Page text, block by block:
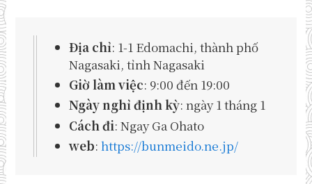
Địa chỉ: 1-1 Edomachi, thành phố
Nagasaki, tỉnh Nagasaki
Giờ làm việc: 9:00 đến 19:00
Ngày nghỉ định kỳ: ngày 1 tháng 1
Cách đi: Ngay Ga Ohato
web: https://bunmeido.ne.jp/